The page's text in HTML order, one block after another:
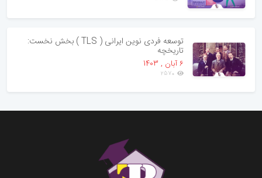
توسعه فردی نوین ایرانی ( TLS ) بخش نخست:
تاریخچه
6 آبان , 1403
2570